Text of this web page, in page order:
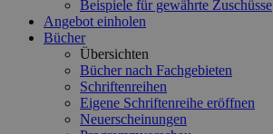
Beispiele für gewährte Zuschüsse
Angebot einholen
Bücher
Übersichten
Bücher nach Fachgebieten
Schriftenreihen
Eigene Schriftenreihe eröffnen
Neuerscheinungen